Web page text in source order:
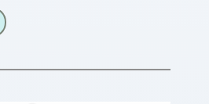
möchte: Hallo